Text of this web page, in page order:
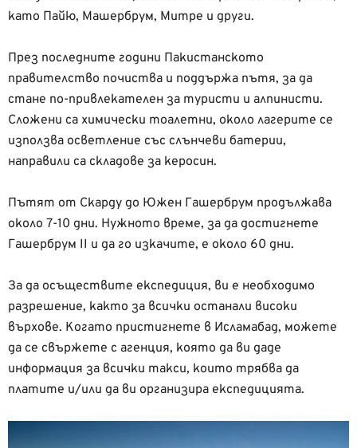
като Пайю, Машербрум, Митре и други.
През последните години Пакистанското
правителство почиства и поддържа пътя, за да
стане по-привлекателен за туристи и алпинисти.
Сложени са химически тоалетни, около лагерите се
използва осветление със слънчеви батерии,
направили са складове за керосин.
Пътят от Скарду до Южен Гашербрум продължава
около 7-10 дни. Нужното време, за да достигнете
Гашербрум II и да го изкачите, е около 60 дни.
За да осъществите експедиция, ви е необходимо
разрешение, както за всички останали високи
върхове. Когато пристигнете в Исламабад, можете
да се свържете с агенция, която да ви даде
информация за всички такси, които трябва да
платите и/или да ви организира експедицията.